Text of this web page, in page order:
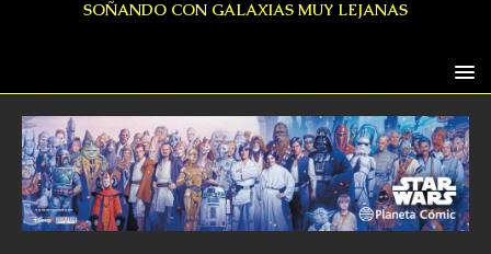
SOÑANDO CON GALAXIAS MUY LEJANAS